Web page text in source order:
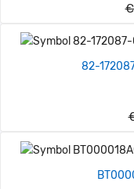
82-